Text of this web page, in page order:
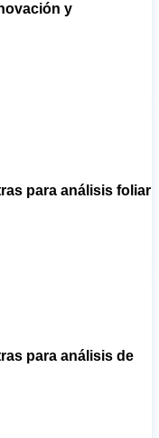
y
para análisis foliar
para análisis de